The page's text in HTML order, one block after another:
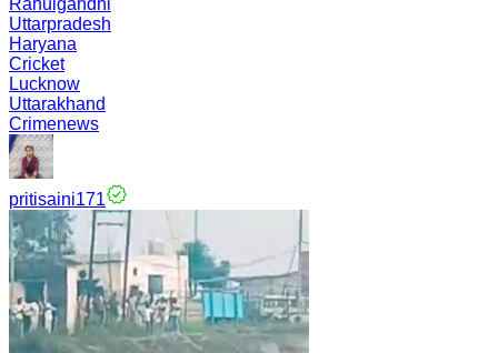
Rahulgandhi
Uttarpradesh
Haryana
Cricket
Lucknow
Uttarakhand
Crimenews
pritisaini171